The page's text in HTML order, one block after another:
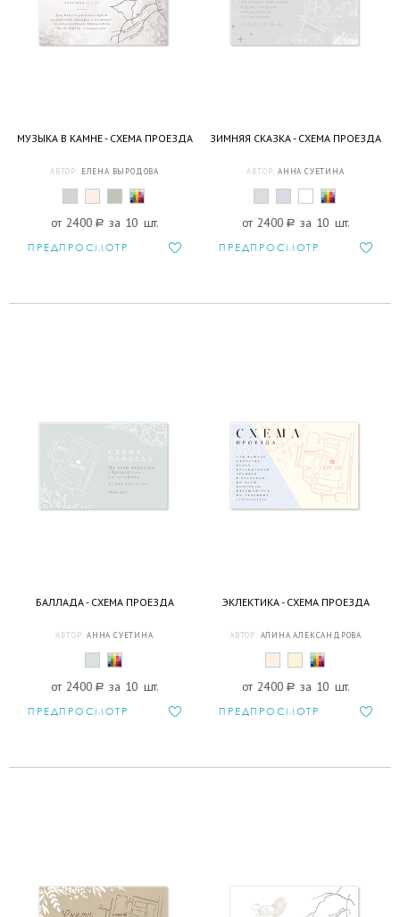
МУЗЫКА В КАМНЕ - СХЕМА ПРОЕЗДА
АВТОР: ЕЛЕНА ВЫРОДОВА
от 2400 a за 10 шт.
ПРЕДПРОСМОТР
ЗИМНЯЯ СКАЗКА - СХЕМА ПРОЕЗДА
АВТОР: АННА СУЕТИНА
от 2400 a за 10 шт.
ПРЕДПРОСМОТР
БАЛЛАДА - СХЕМА ПРОЕЗДА
АВТОР: АННА СУЕТИНА
от 2400 a за 10 шт.
ПРЕДПРОСМОТР
ЭКЛЕКТИКА - СХЕМА ПРОЕЗДА
АВТОР: АЛИНА АЛЕКСАНДРОВА
от 2400 a за 10 шт.
ПРЕДПРОСМОТР